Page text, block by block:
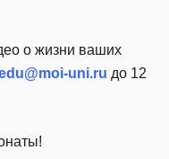
о жизни ваших
uni.ru до 12